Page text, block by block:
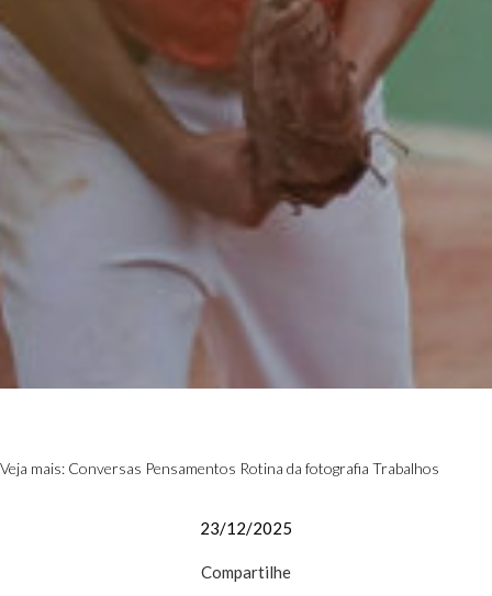
Veja mais: Conversas Pensamentos Rotina da fotografia Trabalhos
23/12/2025
Compartilhe